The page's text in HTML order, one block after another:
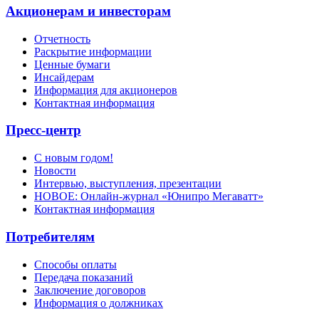
Акционерам и инвесторам
Отчетность
Раскрытие информации
Ценные бумаги
Инсайдерам
Информация для акционеров
Контактная информация
Пресс-центр
С новым годом!
Новости
Интервью, выступления, презентации
НОВОЕ: Онлайн-журнал «Юнипро Мегаватт»
Контактная информация
Потребителям
Способы оплаты
Передача показаний
Заключение договоров
Информация о должниках